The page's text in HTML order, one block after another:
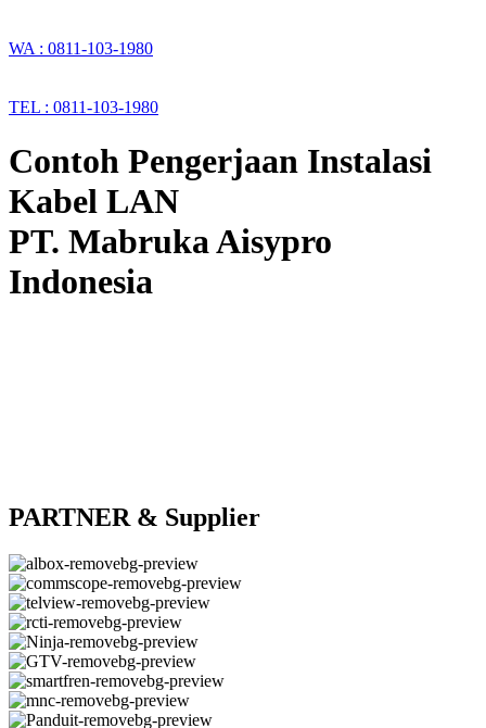
WA : 0811-103-1980
TEL : 0811-103-1980
Contoh Pengerjaan Instalasi
Kabel LAN
PT. Mabruka Aisypro
Indonesia
PARTNER & Supplier